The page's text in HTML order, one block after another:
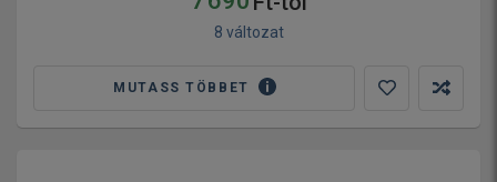
8 változat
MUTASS TÖBBET